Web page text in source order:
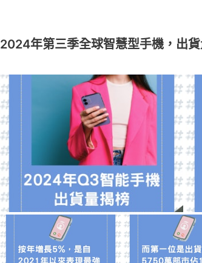
2024年第三季全球智慧型手機，出